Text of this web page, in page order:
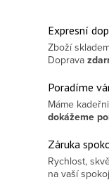
Expresní
Zboží
Doprava
Poradíme
Máme
dokážeme
Záruka
Rychlost,
na vaší